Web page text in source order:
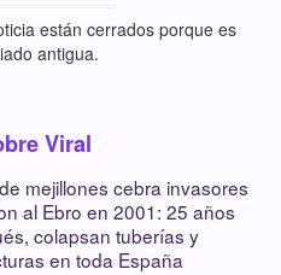
están cerrados porque es
antigua.
Viral
mejillones cebra invasores
al Ebro en 2001: 25 años
colapsan tuberías y
en toda España